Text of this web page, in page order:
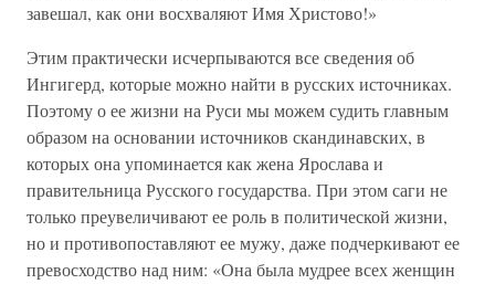
завешал, как они восхваляют Имя Христово!»
Этим практически исчерпываются все сведения об
Ингигерд, которые можно найти в русских источниках.
Поэтому о ее жизни на Руси мы можем судить главным
образом на основании источников скандинавских, в
которых она упоминается как жена Ярослава и
правительница Русского государства. При этом саги не
только преувеличивают ее роль в политической жизни,
но и противопоставляют ее мужу, даже подчеркивают ее
превосходство над ним: «Она была мудрее всех женщин